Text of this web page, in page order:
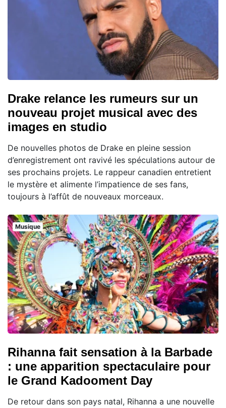
Drake relance les rumeurs sur un
nouveau projet musical avec des
images en studio
De nouvelles photos de Drake en pleine session
d’enregistrement ont ravivé les spéculations autour de
ses prochains projets. Le rappeur canadien entretient
le mystère et alimente l’impatience de ses fans,
toujours à l’affût de nouveaux morceaux.
Musique
Rihanna fait sensation à la Barbade
: une apparition spectaculaire pour
le Grand Kadooment Day
De retour dans son pays natal, Rihanna a une nouvelle